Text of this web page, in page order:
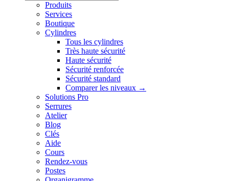
Produits
Services
Boutique
Cylindres
Tous les cylindres
Très haute sécurité
Haute sécurité
Sécurité renforcée
Sécurité standard
Comparer les niveaux →
Solutions Pro
Serrures
Atelier
Blog
Clés
Aide
Cours
Rendez-vous
Postes